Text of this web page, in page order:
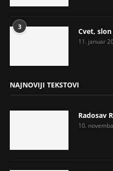
3 Cvet,
11. januar
NAJNOVIJI TEKSTOVI
Radosav
10.